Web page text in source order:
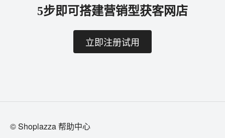
5步即可搭建营销型获客网店
立即注册试用
© Shoplazza 帮助中心